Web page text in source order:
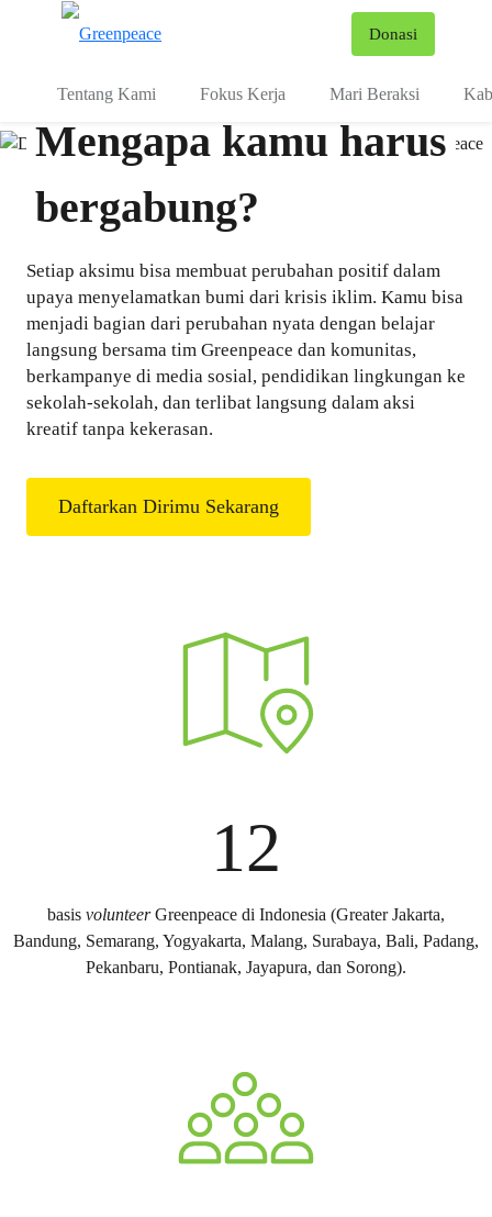
Donasi
Tentang Kami Fokus Kerja Mari Beraksi
Mengapa kamu harus
bergabung?
Setiap aksimu bisa membuat perubahan positif dalam
upaya menyelamatkan bumi dari krisis iklim. Kamu bisa
menjadi bagian dari perubahan nyata dengan belajar
langsung bersama tim Greenpeace dan komunitas,
berkampanye di media sosial, pendidikan lingkungan ke
sekolah-sekolah, dan terlibat langsung dalam aksi
kreatif tanpa kekerasan.
Daftarkan Dirimu Sekarang
12
basis volunteerGreenpeace di Indonesia (Greater Jakarta,
Bandung, Semarang, Yogyakarta, Malang, Surabaya, Bali, Padang,
Pekanbaru, Pontianak, Jayapura, dan Sorong).